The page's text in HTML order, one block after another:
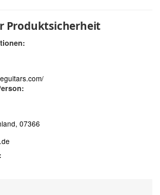
Produktsicherheit
07366